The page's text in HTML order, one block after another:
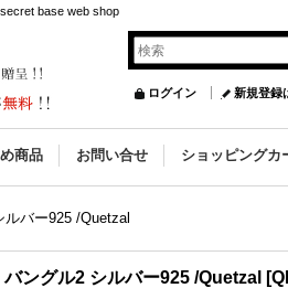
base web shop
ログイン 新規登録
商品 お問い合せ ショッピングカ
バー925 /Quetzal
ングル2 シルバー925 /Quetzal [